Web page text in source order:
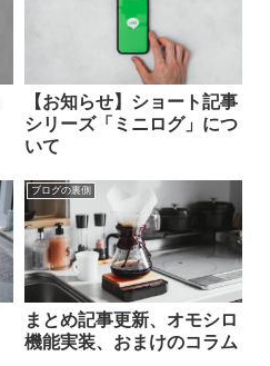
【お知らせ】ショート記事
シリーズ「ミニログ」につ
いて
ブログの裏側
まとめ記事更新、オモシロ
機能実装、おまけのコラム